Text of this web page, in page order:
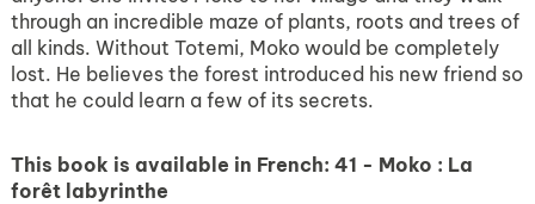
through an incredible maze of plants, roots and trees of
all kinds. Without Totemi, Moko would be completely
lost. He believes the forest introduced his new friend so
that he could learn a few of its secrets.
This book is available in French: 41 - Moko : La
forêt labyrinthe